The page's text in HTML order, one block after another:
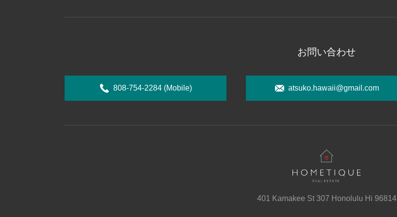
お問い合わせ
808-754-2284(Mobile) atsuko.hawaii@gmail.com
401 Kamakee St 307 Honolulu Hi 96814